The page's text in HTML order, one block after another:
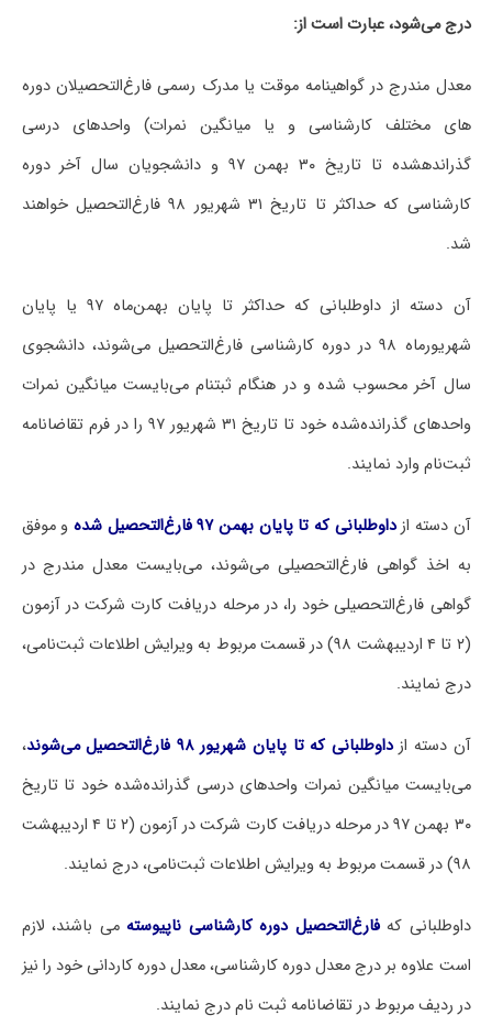
درج می‌شود،عبارت است از:
معدل مندرج در گواهینامه موقت یا مدرک رسمی فارغ‌التحصیلان دوره
های مختلف کارشناسی و یا میانگین نمرات) واحدهای درسی
گذرانده‎شده تا تاریخ ۳۰ بهمن ۹۷ و دانشجویان سال آخر دوره
کارشناسی که حداکثر تا تاریخ ۳۱ شهریور ۹۸ فارغ‌التحصیل خواهند
شد.
آن دسته از داوطلبانی که حداکثر تا پایان بهمن‌ماه ۹۷ یا پایان
شهریورماه ۹۸ در دوره کارشناسی فارغ‌التحصیل می‌شوند، دانشجوی
سال آخر محسوب شده و در هنگام ثبت‎نام می‌بایست میانگین نمرات
واحدهای گذرانده‌شده خود تا تاریخ ۳۱ شهریور ۹۷ را در فرم تقاضانامه
ثبت‌نام وارد نمایند.
آن دسته ازداوطلبانی که تا پایان بهمن ۹۷ فارغ‌التحصیل شده
و موفق
به اخذ گواهی فارغ‌التحصیلی می‌شوند، می‌بایست معدل مندرج در
گواهی فارغ‌التحصیلی خود را، در مرحله دریافت کارت شرکت در آزمون
(۲ تا ۴ اردیبهشت ۹۸) در قسمت مربوط به ویرایش اطلاعات ثبت‌نامی،
درج نمایند.
آن دسته ازداوطلبانی که تا پایان شهریور ۹۸ فارغ‌التحصیل می‌شوند
،
می‌بایست میانگین نمرات واحدهای درسی گذرانده‌شده خود تا تاریخ
۳۰ بهمن ۹۷ در مرحله دریافت کارت شرکت در آزمون (۲ تا ۴ اردیبهشت
۹۸) در قسمت مربوط به ویرایش اطلاعات ثبت‌نامی، درج نمایند.
داوطلبانی کهفارغ‌التحصیل دوره کارشناسی ناپیوسته می باشند، لازم
است علاوه بر درج معدل دوره کارشناسی، معدل دوره کاردانی خود را نیز
در ردیف مربوط در تقاضانامه ثبت نام درج نمایند.